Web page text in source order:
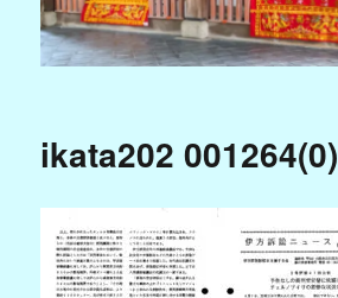
ikata202 001264(0)